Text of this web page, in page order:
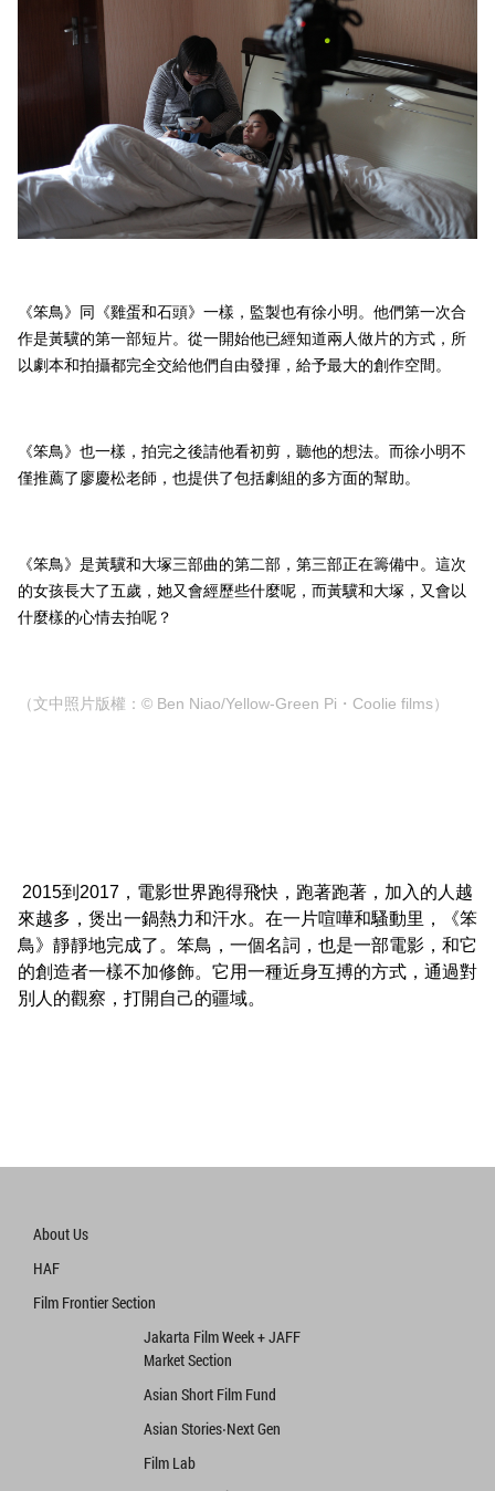
《笨鳥》同《雞蛋和石頭》一樣，監製也有徐小明。他們第一次合
作是黃驥的第一部短片。從一開始他已經知道兩人做片的方式，所
以劇本和拍攝都完全交給他們自由發揮，給予最大的創作空間。
《笨鳥》也一樣，拍完之後請他看初剪，聽他的想法。而徐小明不
僅推薦了廖慶松老師，也提供了包括劇組的多方面的幫助。
《笨鳥》是黃驥和大塚三部曲的第二部，第三部正在籌備中。這次
的女孩長大了五歲，她又會經歷些什麼呢，而黃驥和大塚，又會以
什麼樣的心情去拍呢？
（文中照片版權： © Ben Niao/Yellow-Green Pi ・ Coolie films）
2015到2017，電影世界跑得飛快，跑著跑著，加入的人越
來越多，煲出一鍋熱力和汗水。在一片喧嘩和騷動里，《笨
鳥》靜靜地完成了。笨鳥，一個名詞，也是一部電影，和它
的創造者一樣不加修飾。它用一種近身互搏的方式，通過對
別人的觀察，打開自己的疆域。
About Us
HAF
Film Frontier Section
Jakarta Film Week + JAFF
Market Section
Asian Short Film Fund
Asian Stories‧Next Gen
Film Lab